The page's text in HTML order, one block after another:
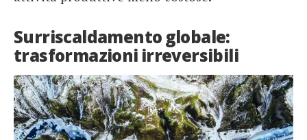
Surriscaldamento globale:
trasformazioni irreversibili